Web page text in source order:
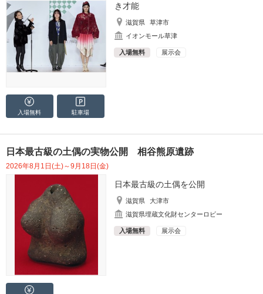
き才能
滋賀県
草津市
イオンモール草津
入場無料 展示会
入場無料 駐車場
日本最古級の土偶の実物公開 相谷熊原遺跡
2026年8月1日(土)～9月18日(金)
日本最古級の土偶を公開
滋賀県
大津市
滋賀県埋蔵文化財センターロビー
入場無料 展示会